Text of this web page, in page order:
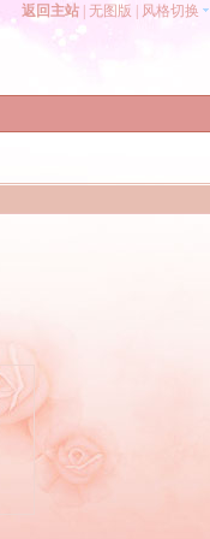
返回主站 无图版 风格切换